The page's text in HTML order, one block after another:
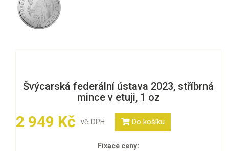
Švýcarská federální ústava 2023, stříbrná
mince v etuji, 1 oz
2 949 Kč vč. DPH Do košíku
Fixace ceny: